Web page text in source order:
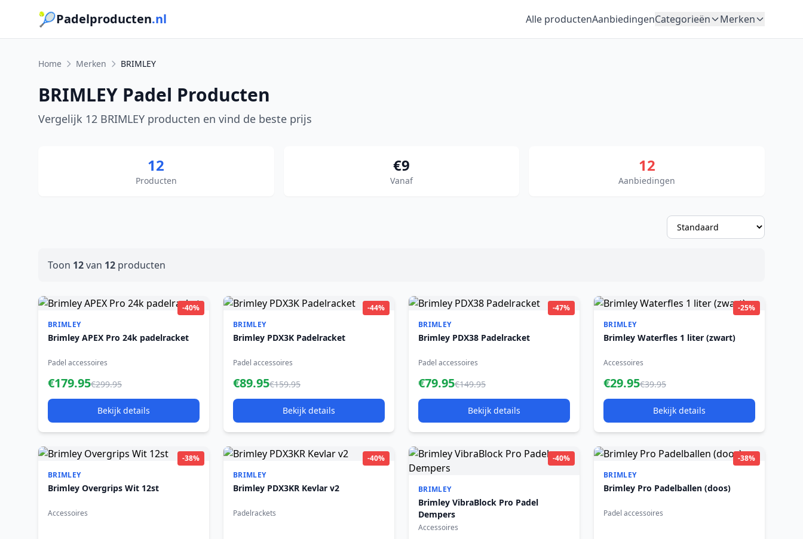
🎾Padelproducten.nl Alle productenAanbiedingenCategorieën Merken
Home Merken BRIMLEY
BRIMLEY Padel Producten
Vergelijk 12 BRIMLEY producten en vind de beste prijs
12
Producten
€9
Vanaf
12
Aanbiedingen
Toon 12van 12 producten
-40%
BRIMLEY
Brimley APEX Pro 24k padelracket
Padel accessoires
€179.95€299.95
Bekijk details
-44%
BRIMLEY
Brimley PDX3K Padelracket
Padel accessoires
€89.95€159.95
Bekijk details
-47%
BRIMLEY
Brimley PDX38 Padelracket
Padel accessoires
€79.95€149.95
Bekijk details
-25%
BRIMLEY
Brimley Waterfles 1 liter (zwart)
Accessoires
€29.95€39.95
Bekijk details
-38%
BRIMLEY
Brimley Overgrips Wit 12st
Accessoires
-40%
BRIMLEY
Brimley PDX3KR Kevlar v2
Padelrackets
-40%
BRIMLEY
Brimley VibraBlock Pro Padel
Dempers
Accessoires
-38%
BRIMLEY
Brimley Pro Padelballen (doos)
Padel accessoires